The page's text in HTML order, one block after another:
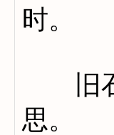
时。
旧石
思。